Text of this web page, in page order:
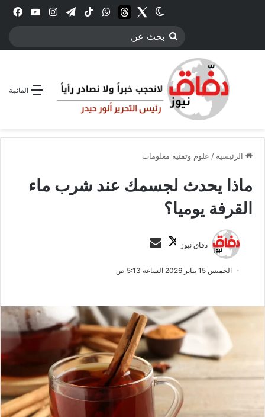
انستقرامتيلقرام‫TikTokواتسابthreadsTwitter
الوضع المظلم
بحث
القائمة
الرئيسية / علوم وتقنية معلومات
ماذا يحدث لجسمك عند شرب ماء
القرفة يوميا؟
دفاق نيوز
ت
ب
ل
ى
X
س
ر
ي
د
ا
إ
ل
ك
ت
الخميس 15 يناير 2026 الساعة 5:13 ص